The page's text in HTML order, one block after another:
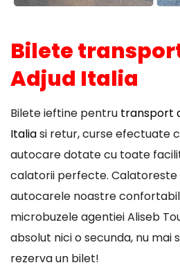
Bilete
Adjud Italia
Bilete ieftine pentru transport
Italiasi retur, curse efectuate
autocare dotate cu toate
calatorii perfecte. Calatoreste
autocarele noastre
microbuzele agentiei Aliseb
absolut nici o secunda, nu mai
rezerva un bilet!